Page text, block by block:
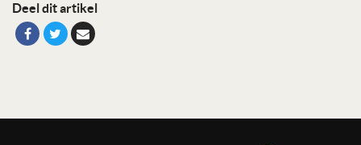
Deel dit artikel